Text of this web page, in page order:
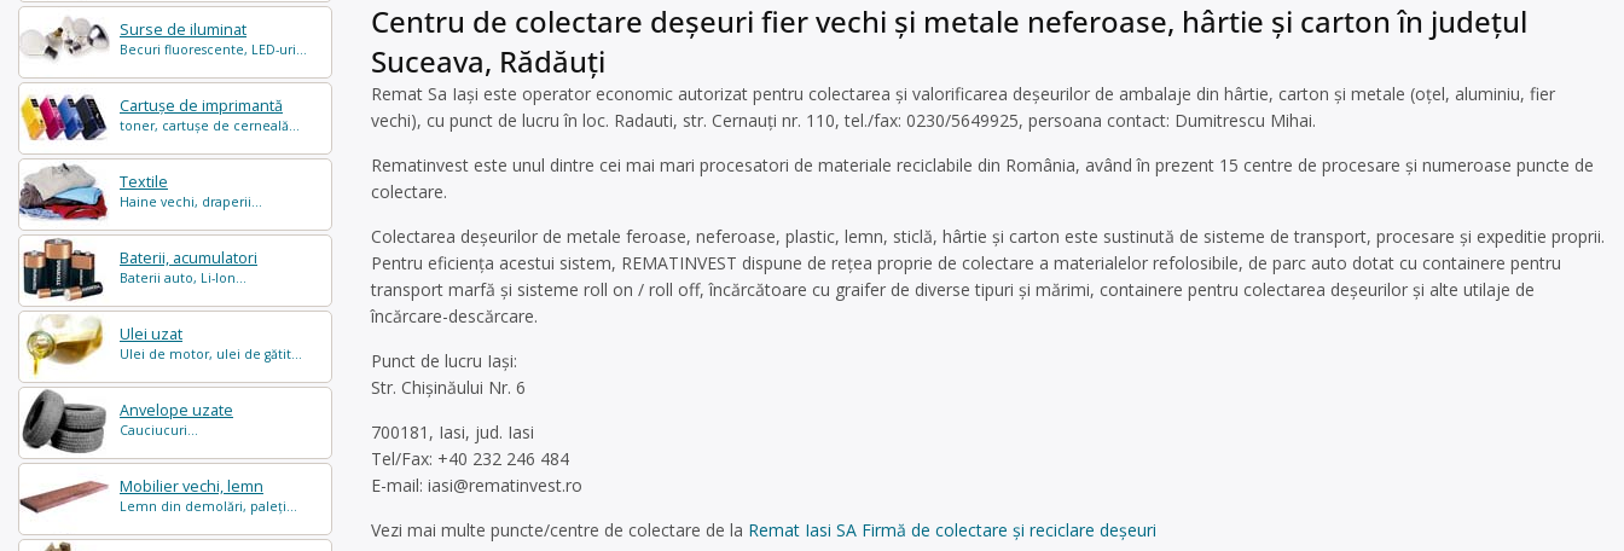
Surse de iluminat
Becuri fluorescente, LED-uri...
Cartușe de imprimantă
toner, cartușe de cerneală...
Textile
Haine vechi, draperii...
Baterii, acumulatori
Baterii auto, Li-Ion...
Ulei uzat
Ulei de motor, ulei de gătit...
Anvelope uzate
Cauciucuri...
Mobilier vechi, lemn
Lemn din demolări, paleți...
Centru de colectare deșeuri fier vechi și metale neferoase, hârtie și carton în județul
Suceava, Rădăuți
Remat Sa Iași este operator economic autorizat pentru colectarea și valorificarea deșeurilor de ambalaje din hârtie, carton și metale (oțel, aluminiu, fier
vechi), cu punct de lucru în loc. Radauti, str. Cernauți nr. 110, tel./fax: 0230/5649925, persoana contact: Dumitrescu Mihai.
Rematinvest este unul dintre cei mai mari procesatori de materiale reciclabile din România, având în prezent 15 centre de procesare și numeroase puncte de
colectare.
Colectarea deșeurilor de metale feroase, neferoase, plastic, lemn, sticlă, hârtie și carton este sustinută de sisteme de transport, procesare și expeditie proprii.
Pentru eficiența acestui sistem, REMATINVEST dispune de reţea proprie de colectare a materialelor refolosibile, de parc auto dotat cu containere pentru
transport marfă şi sisteme roll on / roll off, încărcătoare cu graifer de diverse tipuri şi mărimi, containere pentru colectarea deşeurilor și alte utilaje de
încărcare-descărcare.
Punct de lucru Iași:
Str. Chișinăului Nr. 6
700181, Iasi, jud. Iasi
Tel/Fax: +40 232 246 484
E-mail: iasi@rematinvest.ro
Vezi mai multe puncte/centre de colectare de la Remat Iasi SA Firmă de colectare și reciclare deșeuri